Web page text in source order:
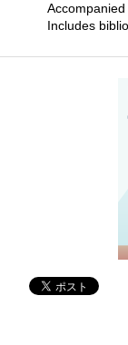
Includes